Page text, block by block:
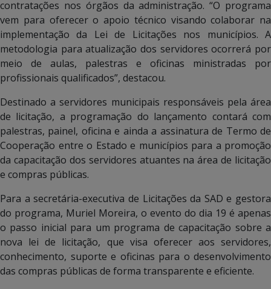
contratações nos órgãos da administração. “O programa
vem para oferecer o apoio técnico visando colaborar na
implementação da Lei de Licitações nos municípios. A
metodologia para atualização dos servidores ocorrerá por
meio de aulas, palestras e oficinas ministradas por
profissionais qualificados”, destacou.
Destinado a servidores municipais responsáveis pela área
de licitação, a programação do lançamento contará com
palestras, painel, oficina e ainda a assinatura de Termo de
Cooperação entre o Estado e municípios para a promoção
da capacitação dos servidores atuantes na área de licitação
e compras públicas.
Para a secretária-executiva de Licitações da SAD e gestora
do programa, Muriel Moreira, o evento do dia 19 é apenas
o passo inicial para um programa de capacitação sobre a
nova lei de licitação, que visa oferecer aos servidores,
conhecimento, suporte e oficinas para o desenvolvimento
das compras públicas de forma transparente e eficiente.